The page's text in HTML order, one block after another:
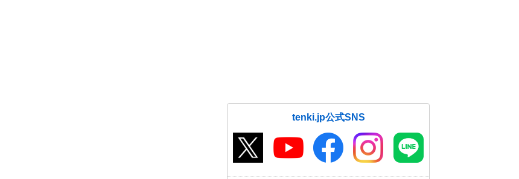
tenki.jp公式SNS